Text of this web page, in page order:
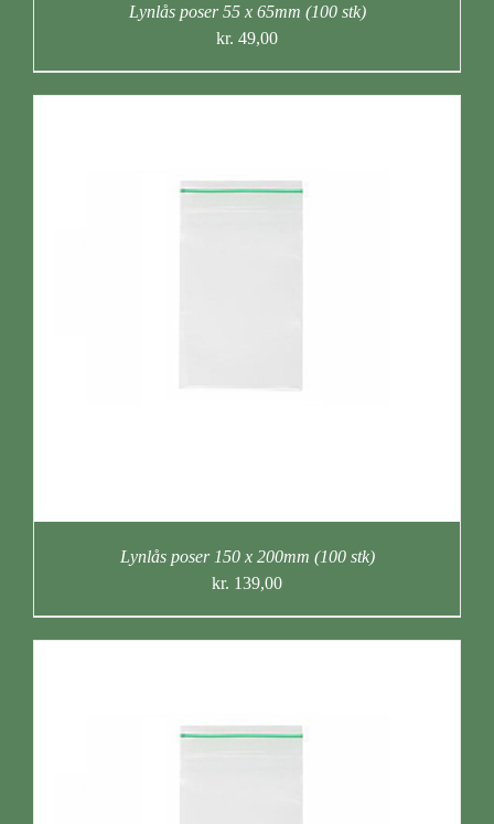
Lynlås poser 55 x 65mm (100 stk)
kr. 49,00
Lynlås poser 150 x 200mm (100 stk)
kr. 139,00